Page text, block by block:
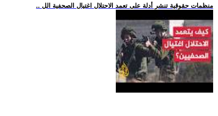
.. منظمات حقوقية تنشر أدلة على تعمد الاحتلال اغتيال الصحفية الل